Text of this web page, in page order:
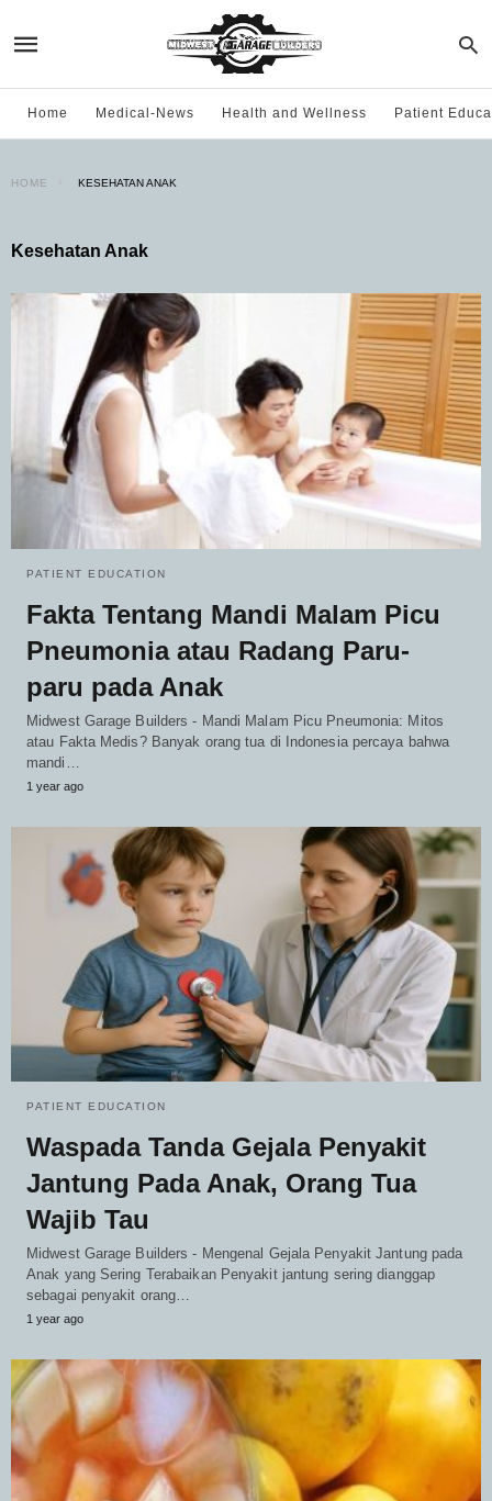
Home Medical-News Health and Wellness Patient
HOME KESEHATAN ANAK
Kesehatan Anak
PATIENT EDUCATION
Fakta Tentang Mandi Malam Picu
Pneumonia atau Radang Paru-
paru pada Anak
Midwest Garage Builders - Mandi Malam Picu Pneumonia: Mitos
atau Fakta Medis? Banyak orang tua di Indonesia percaya bahwa
mandi…
1 year ago
PATIENT EDUCATION
Waspada Tanda Gejala Penyakit
Jantung Pada Anak, Orang Tua
Wajib Tau
Midwest Garage Builders - Mengenal Gejala Penyakit Jantung pada
Anak yang Sering Terabaikan Penyakit jantung sering dianggap
sebagai penyakit orang…
1 year ago